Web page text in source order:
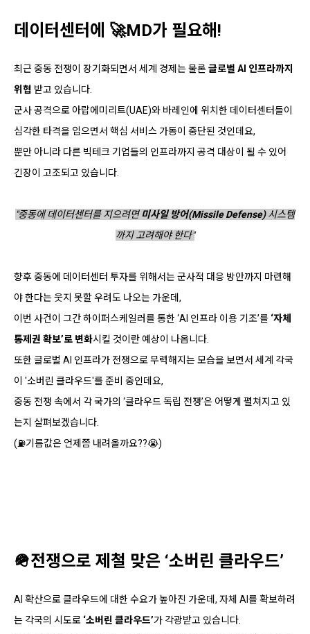
데이터센터에 🚀MD가 필요해!
최근 중동 전쟁이 장기화되면서 세계 경제는 물론글로벌 AI 인프라까지
위협 받고 있습니다.
군사 공격으로 아랍에미리트(UAE)와 바레인에 위치한 데이터센터들이
심각한 타격을 입으면서 핵심 서비스 가동이 중단된 것인데요,
뿐만 아니라 다른 빅테크 기업들의 인프라까지 공격 대상이 될 수 있어
긴장이 고조되고 있습니다.
"중동에 데이터센터를 지으려면미사일 방어(Missile Defense)시스템
까지 고려해야 한다"
향후 중동에 데이터센터 투자를 위해서는 군사적 대응 방안까지 마련해
야 한다는 웃지 못할 우려도 나오는 가운데,
이번 사건이 그간 하이퍼스케일러를 통한 ‘AI 인프라 이용 기조’를 ‘자체
통제권 확보’로 변화시킬 것이란 예상이 나옵니다.
또한 글로벌 AI 인프라가 전쟁으로 무력해지는 모습을 보면서 세계 각국
이 '소버린 클라우드'를 준비 중인데요,
중동 전쟁 속에서 각 국가의 ‘클라우드 독립 전쟁’은 어떻게 펼쳐지고 있
는지 살펴보겠습니다.
(⛽️기름값은 언제쯤 내려올까요??😭)
🪖전쟁으로 제철 맞은 ‘소버린 클라우드’
AI 확산으로 클라우드에 대한 수요가 높아진 가운데, 자체 AI를 확보하려
는 각국의 시도로 ‘소버린 클라우드’가 각광받고 있습니다.